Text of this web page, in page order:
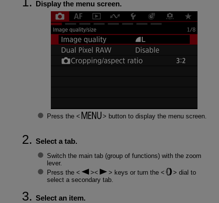
Display the menu screen.
Press the button to display the menu screen.
Select a tab.
Switch the main tab (group of functions) with the zoom
lever.
Press the
keys or turn the
dial to
select a secondary tab.
Select an item.